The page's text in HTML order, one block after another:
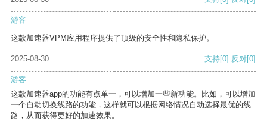
游客
这款加速器VPM应用程序提供了顶级的安全性和隐私保护。
2025-08-30 支持[0] 反对[0]
游客
这款加速器app的功能有点单一，可以增加一些新功能。比如，可以增加
一个自动切换线路的功能，这样就可以根据网络情况自动选择最优的线
路，从而获得更好的加速效果。